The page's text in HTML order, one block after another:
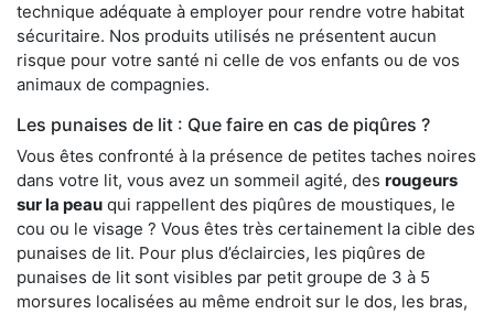
technique adéquate à employer pour rendre votre habitat
sécuritaire. Nos produits utilisés ne présentent aucun
risque pour votre santé ni celle de vos enfants ou de vos
animaux de compagnies.
Les punaises de lit : Que faire en cas de piqûres ?
Vous êtes confronté à la présence de petites taches noires
dans votre lit, vous avez un sommeil agité, des rougeurs
sur la peau qui rappellent des piqûres de moustiques, le
cou ou le visage ? Vous êtes très certainement la cible des
punaises de lit. Pour plus d’éclaircies, les piqûres de
punaises de lit sont visibles par petit groupe de 3 à 5
morsures localisées au même endroit sur le dos, les bras,